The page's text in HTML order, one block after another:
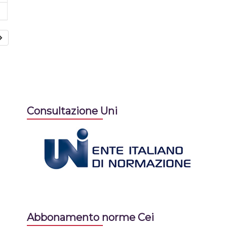
Consultazione Uni
Abbonamento norme Cei